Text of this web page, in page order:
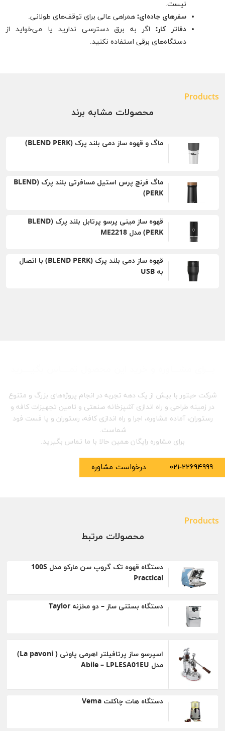
نیست.
سفرهای جاده‌ای: همراهی عالی برای توقف‌های طولانی.
دفاتر کار:اگر به برق دسترسی ندارید یا می‌خواید از
دستگاه‌های برقی استفاده نکنید.
Products
محصولات مشابه برند
ماگ و قهوه ساز دمی بلند پرک (BLEND PERK)
ماگ فرنچ پرس استيل مسافرتی بلند پرک (BLEND
PERK)
قهوه ساز مینی پرسو پرتابل بلند پرک (BLEND
PERK) مدل ME2218
قهوه ساز دمی بلند پرک (BLEND PERK) با اتصال
به USB
شرکت حبتور با بیش از یک دهه تجربه در انجام پروژه‌های بزرگ و متنوع
در زمینه طراحی و راه اندازی آشپزخانه صنعتی و تامین تجهیزات کافه و
رستوران، آماده مشاوره، اجرا و راه اندازی کافه، رستوران و یا فست فود
شماست.
برای مشاوره رایگان همین حالا با ما تماس بگیرید.
۰۲۱-۲۲۶۹۴۹۹۹ درخواست مشاوره
Products
محصولات مرتبط
دستگاه قهوه تک گروپ سن مارکو مدل 100S
Practical
دستگاه بستنی ساز – دو مخزنه Taylor
اسپرسو ساز پرتافیلتر اهرمی پاونی ( La pavoni)
مدل Abile – LPLESA01EU
دستگاه هات چاکلت Vema